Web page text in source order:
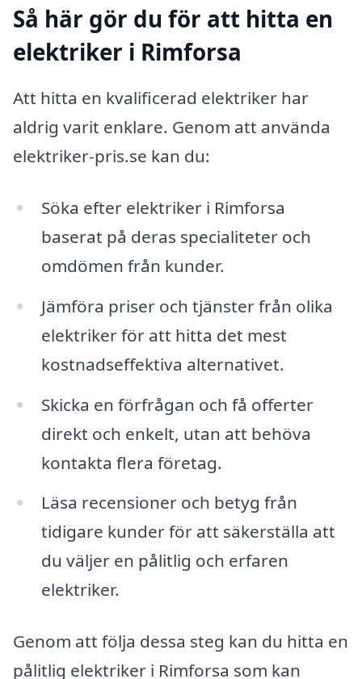
Så här gör du för att hitta en
elektriker i Rimforsa
Att hitta en kvalificerad elektriker har
aldrig varit enklare. Genom att använda
elektriker-pris.se kan du:
Söka efter elektriker i Rimforsa
baserat på deras specialiteter och
omdömen från kunder.
Jämföra priser och tjänster från olika
elektriker för att hitta det mest
kostnadseffektiva alternativet.
Skicka en förfrågan och få offerter
direkt och enkelt, utan att behöva
kontakta flera företag.
Läsa recensioner och betyg från
tidigare kunder för att säkerställa att
du väljer en pålitlig och erfaren
elektriker.
Genom att följa dessa steg kan du hitta en
pålitlig elektriker i Rimforsa som kan